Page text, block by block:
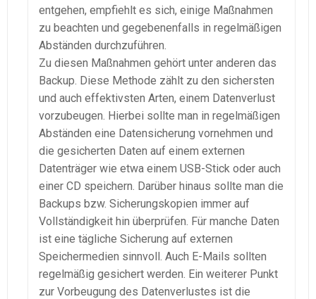
entgehen, empfiehlt es sich, einige Maßnahmen
zu beachten und gegebenenfalls in regelmäßigen
Abständen durchzuführen.
Zu diesen Maßnahmen gehört unter anderen das
Backup. Diese Methode zählt zu den sichersten
und auch effektivsten Arten, einem Datenverlust
vorzubeugen. Hierbei sollte man in regelmäßigen
Abständen eine Datensicherung vornehmen und
die gesicherten Daten auf einem externen
Datenträger wie etwa einem USB-Stick oder auch
einer CD speichern. Darüber hinaus sollte man die
Backups bzw. Sicherungskopien immer auf
Vollständigkeit hin überprüfen. Für manche Daten
ist eine tägliche Sicherung auf externen
Speichermedien sinnvoll. Auch E-Mails sollten
regelmäßig gesichert werden. Ein weiterer Punkt
zur Vorbeugung des Datenverlustes ist die